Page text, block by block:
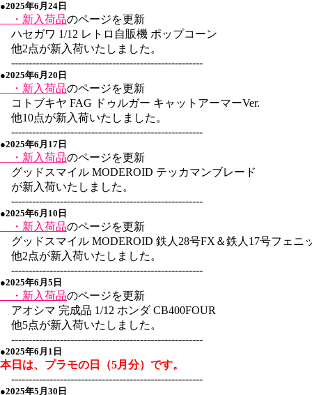
●2025年6月24日
・新入荷品のページを更新
ハセガワ 1/12 レトロ自販機 ポップコーン
他2点が新入荷いたしました。
-------------------------------------------------------
●2025年6月20日
・新入荷品のページを更新
コトブキヤ FAG ドゥルガー キャットアーマーVer.
他10点が新入荷いたしました。
-------------------------------------------------------
●2025年6月17日
・新入荷品のページを更新
グッドスマイル MODEROID テッカマンブレード
が新入荷いたしました。
-------------------------------------------------------
●2025年6月10日
・新入荷品のページを更新
グッドスマイル MODEROID 鉄人28号FX＆鉄人17号フェニ
他2点が新入荷いたしました。
-------------------------------------------------------
●2025年6月5日
・新入荷品のページを更新
アオシマ 完成品 1/12 ホンダ CB400FOUR
他5点が新入荷いたしました。
-------------------------------------------------------
●2025年6月1日
本日は、プラモの日（5月分）です。
-------------------------------------------------------
●2025年5月30日